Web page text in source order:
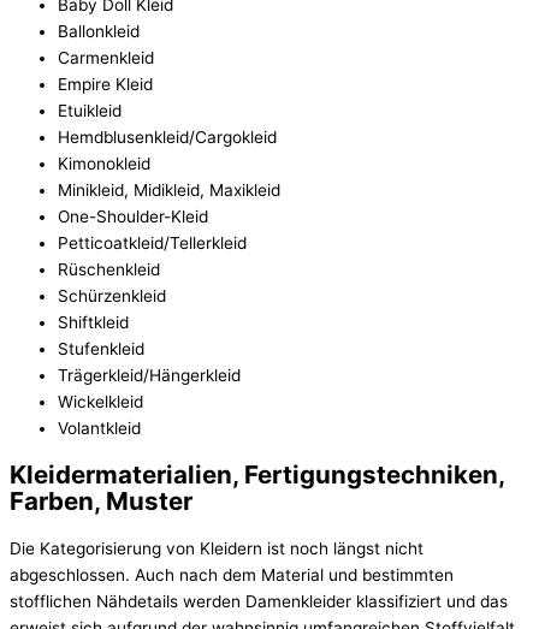
Baby Doll Kleid
Ballonkleid
Carmenkleid
Empire Kleid
Etuikleid
Hemdblusenkleid/Cargokleid
Kimonokleid
Minikleid, Midikleid, Maxikleid
One-Shoulder-Kleid
Petticoatkleid/Tellerkleid
Rüschenkleid
Schürzenkleid
Shiftkleid
Stufenkleid
Trägerkleid/Hängerkleid
Wickelkleid
Volantkleid
Kleidermaterialien, Fertigungstechniken,
Farben, Muster
Die Kategorisierung von Kleidern ist noch längst nicht
abgeschlossen. Auch nach dem Material und bestimmten
stofflichen Nähdetails werden Damenkleider klassifiziert und das